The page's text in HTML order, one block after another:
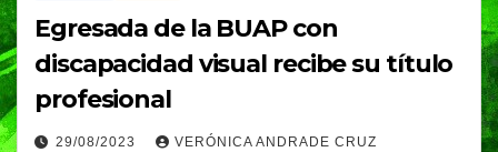
Egresada de la BUAP con
discapacidad visual recibe su título
profesional
29/08/2023 VERÓNICA ANDRADE CRUZ